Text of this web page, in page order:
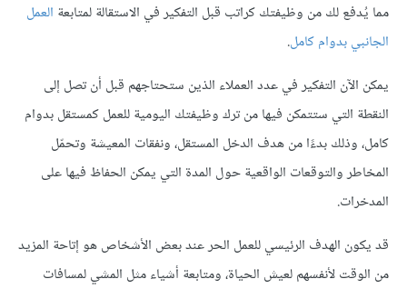
مما يُدفع لك من وظيفتك كراتب قبل التفكير في الاستقالة لمتابعة العمل
الجانبي بدوام كامل.
يمكن الآن التفكير في عدد العملاء الذين ستحتاجهم قبل أن تصل إلى
النقطة التي ستتمكن فيها من ترك وظيفتك اليومية للعمل كمستقل بدوام
كامل، وذلك بدءًا من هدف الدخل المستقل، ونفقات المعيشة وتحمّل
المخاطر والتوقعات الواقعية حول المدة التي يمكن الحفاظ فيها على
المدخرات.
قد يكون الهدف الرئيسي للعمل الحر عند بعض الأشخاص هو إتاحة المزيد
من الوقت لأنفسهم لعيش الحياة، ومتابعة أشياء مثل المشي لمسافات